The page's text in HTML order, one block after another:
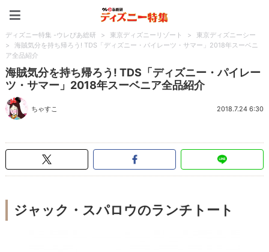
ディズニー特集 -ウレぴあ総研 > 東京ディズニーリゾート >
東京ディズニーシー
>
海賊気分を持ち帰ろう! TDS「ディズニー・パイレーツ・サマー」2018年スーベニ
ア全品紹介
海賊気分を持ち帰ろう! TDS「ディズニー・パイレー
ツ・サマー」2018年スーベニア全品紹介
ちゃすこ 2018.7.24 6:30
ジャック・スパロウのランチトート